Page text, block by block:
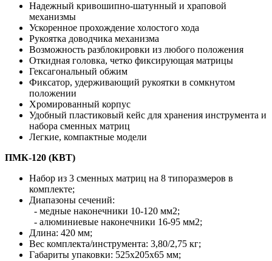
Надежный кривошипно-шатунный и храповой
механизмы
Ускоренное прохождение холостого хода
Рукоятка доводчика механизма
Возможность разблокировки из любого положения
Откидная головка, четко фиксирующая матрицы
Гексагональный обжим
Фиксатор, удерживающий рукоятки в сомкнутом
положении
Хромированный корпус
Удобный пластиковый кейс для хранения инструмента и
набора сменных матриц
Легкие, компактные модели
ПМК-120 (КВТ)
Набор из 3 сменных матриц на 8 типоразмеров в
комплекте;
Диапазоны сечений:
- медные наконечники 10-120 мм2;
- алюминиевые наконечники 16-95 мм2;
Длина: 420 мм;
Вес комплекта/инструмента: 3,80/2,75 кг;
Габариты упаковки: 525х205х65 мм;